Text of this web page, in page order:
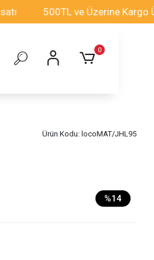
500TL ve Üzerine Kargo
0
Ürün Kodu: locoMAT/JHL95
%14